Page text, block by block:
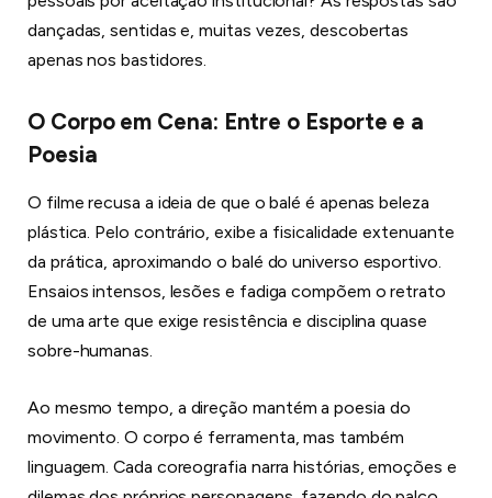
dançadas, sentidas e, muitas vezes, descobertas
apenas nos bastidores.
O Corpo em Cena: Entre o Esporte e a
Poesia
O filme recusa a ideia de que o balé é apenas beleza
plástica. Pelo contrário, exibe a fisicalidade extenuante
da prática, aproximando o balé do universo esportivo.
Ensaios intensos, lesões e fadiga compõem o retrato
de uma arte que exige resistência e disciplina quase
sobre-humanas.
Ao mesmo tempo, a direção mantém a poesia do
movimento. O corpo é ferramenta, mas também
linguagem. Cada coreografia narra histórias, emoções e